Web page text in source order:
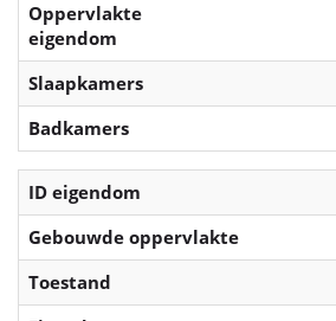
Oppervlakte
eigendom
Slaapkamers
Badkamers
ID eigendom
Gebouwde oppervlakte
Toestand